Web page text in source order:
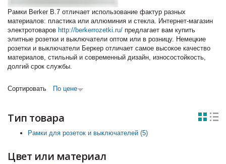
Рамки Berker B.7 отличает использование фактур разных
материалов: пластика или аллюминия и стекла. Интернет-магазин
электротоваров http://berkerrozetki.ru/ предлагает вам купить
элитные розетки и выключатели оптом или в розницу. Немецкие
розетки и выключатели Беркер отличает самое высокое качество
материалов, стильный и современный дизайн, износостойкость,
долгий срок службы.
Сортировать По цене
Тип товара
Рамки для розеток и выключателей (5)
Цвет или материал